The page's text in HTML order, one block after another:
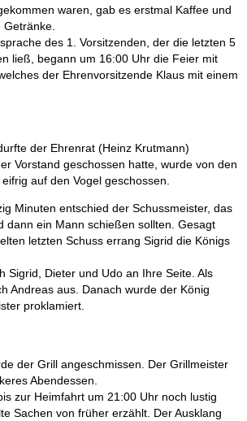
waren, gab es erstmal Kaffee und
des 1. Vorsitzenden, der die letzten 5
ließ, begann um 16:00 Uhr die Feier mit
der Ehrenvorsitzende Klaus mit einem
der Ehrenrat (Heinz Krutmann)
Vorstand geschossen hatte, wurde von den
auf den Vogel geschossen.
Minuten entschied der Schussmeister, das
dann ein Mann schießen sollten. Gesagt
letzten Schuss errang Sigrid die Königs
Sigrid, Dieter und Udo an Ihre Seite. Als
Andreas aus. Danach wurde der König
proklamiert.
der Grill angeschmissen. Der Grillmeister
Abendessen.
zur Heimfahrt um 21:00 Uhr noch lustig
Sachen von früher erzählt. Der Ausklang